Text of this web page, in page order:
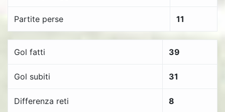
Partite perse 11
Gol fatti 39
Gol subiti 31
Differenza reti 8